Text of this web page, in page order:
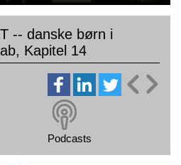
-- danske børn i
Kapitel 14
Podcasts